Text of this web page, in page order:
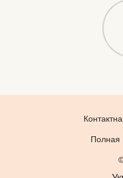
Полная